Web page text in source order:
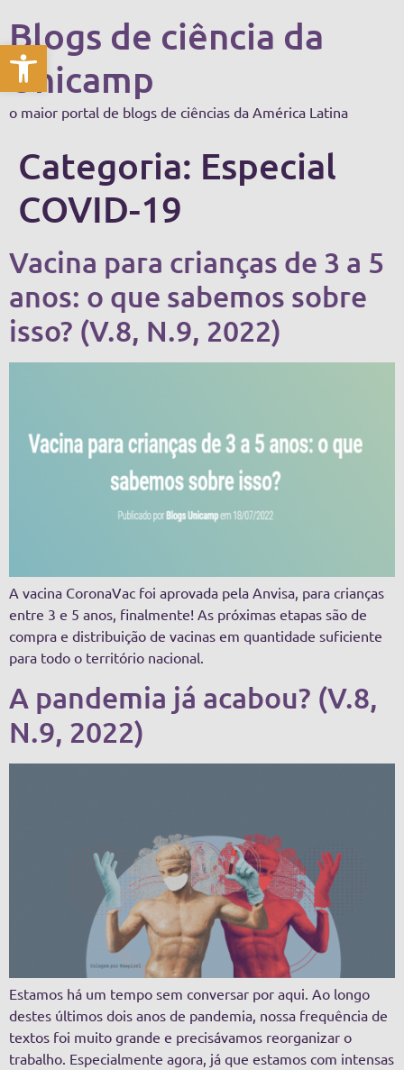
Abrir a barra de ferramentas
Blogs de ciência da
Unicamp
o maior portal de blogs de ciências da América Latina
Categoria: Especial
COVID-19
Vacina para crianças de 3 a 5
anos: o que sabemos sobre
isso? (V.8, N.9, 2022)
A vacina CoronaVac foi aprovada pela Anvisa, para crianças
entre 3 e 5 anos, finalmente! As próximas etapas são de
compra e distribuição de vacinas em quantidade suficiente
para todo o território nacional.
A pandemia já acabou? (V.8,
N.9, 2022)
Estamos há um tempo sem conversar por aqui. Ao longo
destes últimos dois anos de pandemia, nossa frequência de
textos foi muito grande e precisávamos reorganizar o
trabalho. Especialmente agora, já que estamos com intensas